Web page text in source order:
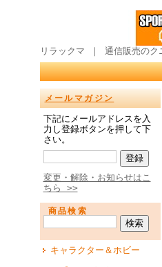
リラックマ ｜ 通信販売のク
メールマガジン
下記にメールアドレスを入
力し登録ボタンを押して下
さい。
変更・解除・お知らせはこ
ちら >>
商品検索
キャラクター＆ホビー